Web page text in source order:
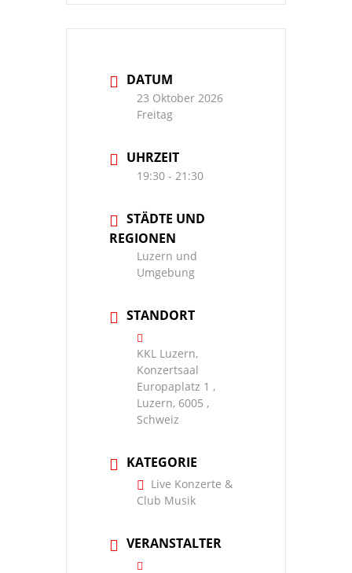
DATUM
23 Oktober 2026
Freitag
UHRZEIT
19:30 - 21:30
STÄDTE UND
REGIONEN
Luzern und
Umgebung
STANDORT
KKL Luzern,
Konzertsaal
Europaplatz 1 ,
Luzern, 6005 ,
Schweiz
KATEGORIE
Live Konzerte &
Club Musik
VERANSTALTER